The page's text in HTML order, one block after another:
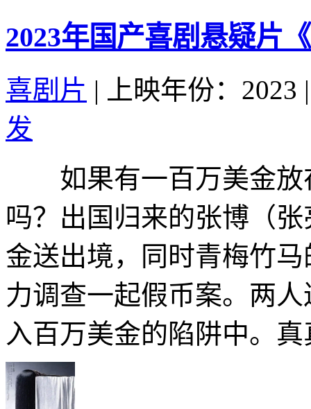
2023年国产喜剧悬疑片
喜剧片 | 上映年份：2023 |
发
如果有一百万美金放
吗？出国归来的张博（
金送出境，同时青梅竹
力调查一起假币案。两
入百万美金的陷阱中。